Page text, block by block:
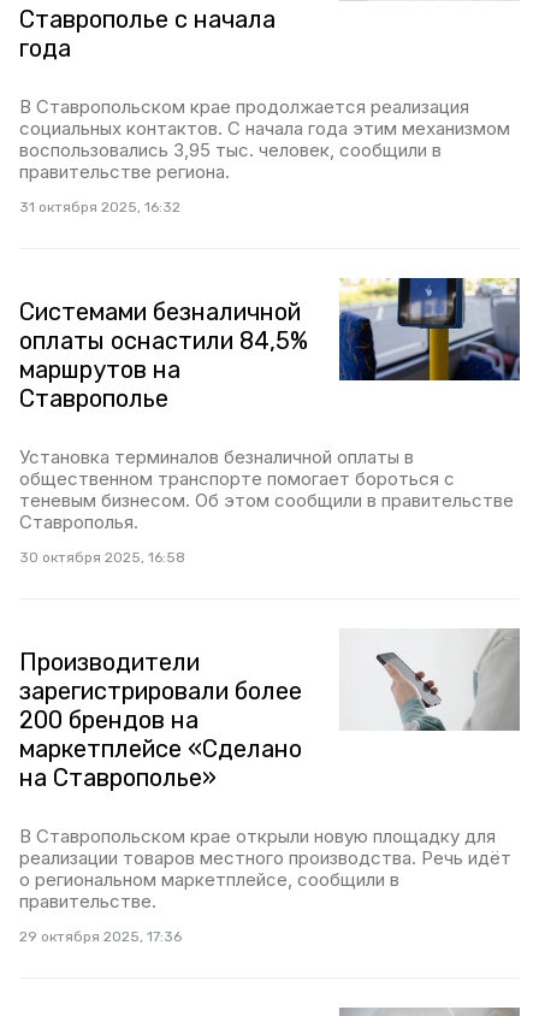
Ставрополье с начала
года
В Ставропольском крае продолжается реализация
социальных контактов. С начала года этим механизмом
воспользовались 3,95 тыс. человек, сообщили в
правительстве региона.
31 октября 2025, 16:32
Системами безналичной
оплаты оснастили 84,5%
маршрутов на
Ставрополье
Установка терминалов безналичной оплаты в
общественном транспорте помогает бороться с
теневым бизнесом. Об этом сообщили в правительстве
Ставрополья.
30 октября 2025, 16:58
Производители
зарегистрировали более
200 брендов на
маркетплейсе «Сделано
на Ставрополье»
В Ставропольском крае открыли новую площадку для
реализации товаров местного производства. Речь идёт
о региональном маркетплейсе, сообщили в
правительстве.
29 октября 2025, 17:36